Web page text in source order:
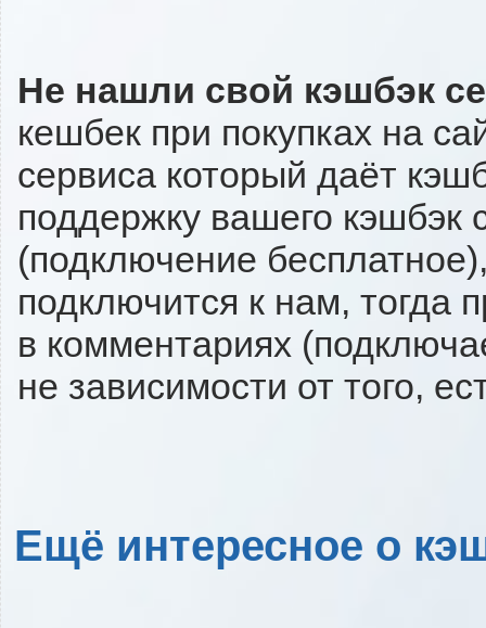
Не нашли свой кэшбэк
кешбек при покупках на
сервиса который даёт
поддержку вашего кэшбэк
(подключение
подключится к нам, тогда
в комментариях
не зависимости от того,
Ещё интересное о